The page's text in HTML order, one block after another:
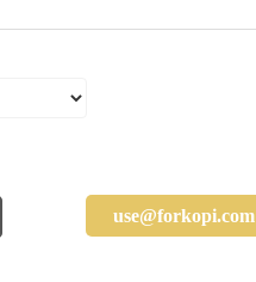
use@forkopi.com